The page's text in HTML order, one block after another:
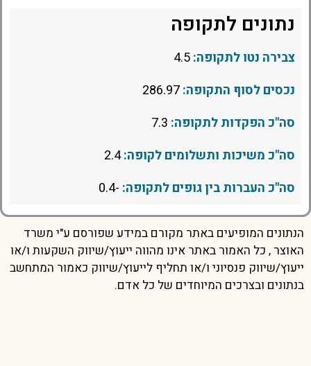
נתונים לתקופה
צבירה נטו לתקופה:
נכסים לסוף התקופה:
סה"כ הפקדות לתקופה:
סה"כ משיכות ותשלומים לקופה:2.4
סה"כ העברות בין גופים לתקופה: -0.4
הנתונים המופיעים באתר מקורם במידע שפורסם ע"י משרד
האוצר , כל האמור באתר אינו מהווה ייעוץ/שיווק השקעות ו/או
ייעוץ/שיווק פנסיוני ו/או תחליף לייעוץ/שיווק כאמור המתחשב
בנתונים ובצרכים המיוחדים של כל אדם.